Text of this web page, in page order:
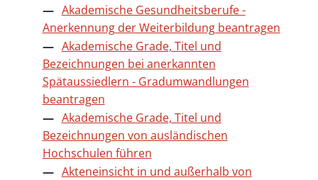
Akademische Gesundheitsberufe -
Anerkennung der Weiterbildung beantragen
Akademische Grade, Titel und
Bezeichnungen bei anerkannten
Spätaussiedlern - Gradumwandlungen
beantragen
Akademische Grade, Titel und
Bezeichnungen von ausländischen
Hochschulen führen
Akteneinsicht in und außerhalb von